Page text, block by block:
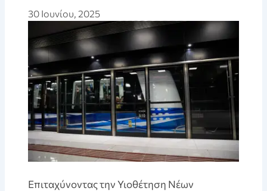
30 Ιουνίου, 2025
Επιταχύνοντας την Υιοθέτηση Νέων